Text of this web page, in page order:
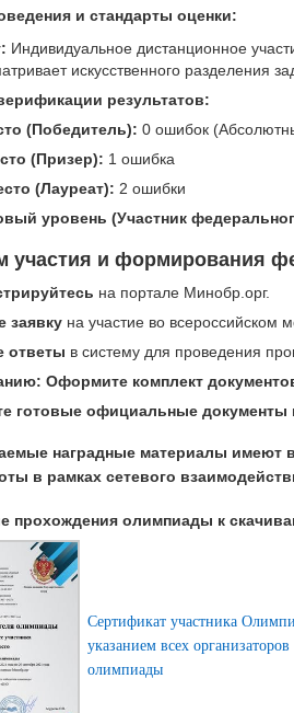
и стандарты оценки:
Индивидуальное дистанционное
искусственного разделения
результатов:
(Победитель): 0 ошибок
(Призер): 1 ошибка
(Лауреат): 2 ошибки
уровень (Участник
участия и формирования
на портале Минобр.орг.
заявкуна участие во всероссийском
ответы в систему для проведения
Оформите комплект
готовые официальные документы
наградные материалы имеют
в рамках сетевого
прохождения олимпиады к
Сертификат участника
указанием всех организаторов
олимпиады